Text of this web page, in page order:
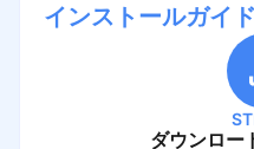
インストールガイド
ダウンロー